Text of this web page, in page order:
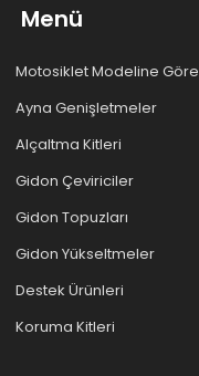
Menü
Motosiklet Modeline Göre
Ayna Genişletmeler
Alçaltma Kitleri
Gidon Çeviriciler
Gidon Topuzları
Gidon Yükseltmeler
Destek Ürünleri
Koruma Kitleri